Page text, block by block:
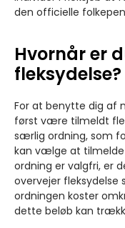
den officielle
Hvornår er
fleksydelse?
For at benytte dig af
først være tilmeldt
særlig ordning, som
kan vælge at tilmelde
ordning er valgfri, er
overvejer fleksydelse
ordningen koster
dette beløb kan